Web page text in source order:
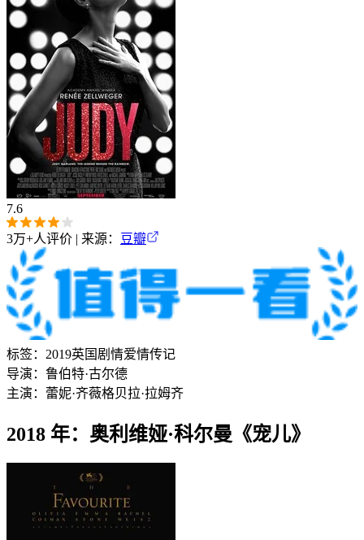
7.6
3万+人评价 | 来源： 豆瓣
标签： 2019英国 剧情爱情传记
导演： 鲁伯特·古尔德
主演： 蕾妮·齐薇格贝拉·拉姆齐
2018 年：奥利维娅·科尔曼《宠儿》